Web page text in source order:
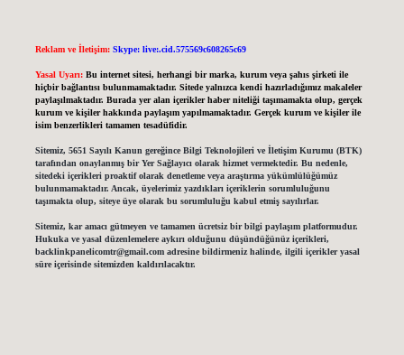
Reklam ve İletişim: Skype: live:.cid.575569c608265c69
Yasal Uyarı: Bu internet sitesi, herhangi bir marka, kurum veya şahıs şirketi ile
hiçbir bağlantısı bulunmamaktadır. Sitede yalnızca kendi hazırladığımız makaleler
paylaşılmaktadır. Burada yer alan içerikler haber niteliği taşımamakta olup, gerçek
kurum ve kişiler hakkında paylaşım yapılmamaktadır. Gerçek kurum ve kişiler ile
isim benzerlikleri tamamen tesadüfidir.
Sitemiz, 5651 Sayılı Kanun gereğince Bilgi Teknolojileri ve İletişim Kurumu (BTK)
tarafından onaylanmış bir Yer Sağlayıcı olarak hizmet vermektedir. Bu nedenle,
sitedeki içerikleri proaktif olarak denetleme veya araştırma yükümlülüğümüz
bulunmamaktadır. Ancak, üyelerimiz yazdıkları içeriklerin sorumluluğunu
taşımakta olup, siteye üye olarak bu sorumluluğu kabul etmiş sayılırlar.
Sitemiz, kar amacı gütmeyen ve tamamen ücretsiz bir bilgi paylaşım platformudur.
Hukuka ve yasal düzenlemelere aykırı olduğunu düşündüğünüz içerikleri,
backlinkpanelicomtr@gmail.comadresine bildirmeniz halinde, ilgili içerikler yasal
süre içerisinde sitemizden kaldırılacaktır.